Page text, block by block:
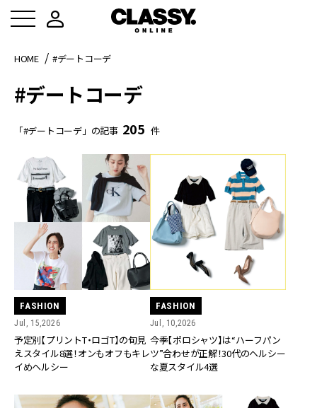
HOME #デートコーデ
#デートコーデ
「#デートコーデ」の記事 205 件
FASHION
Jul, 15,2026
予定別【プリントT・ロゴT】の旬見
えスタイル8選！オンもオフもキレ
イめヘルシー
FASHION
Jul, 10,2026
今季【ポロシャツ】は“ハーフパン
ツ”合わせが正解！30代のヘルシー
な夏スタイル4選